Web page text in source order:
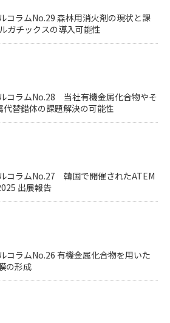
コラムNo.29 森林用消火剤の現状と課
ガチックスの導入可能性
コラムNo.28 当社有機金属化合物やそ
替錯体の課題解決の可能性
コラムNo.27 韓国で開催されたATEM
出展報告
コラムNo.26 有機金属化合物を用いた
の形成